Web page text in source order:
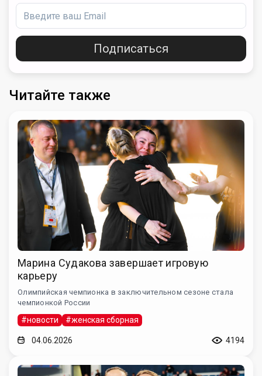
Подписаться
Читайте также
Марина Судакова завершает игровую
карьеру
Олимпийская чемпионка в заключительном сезоне стала
чемпионкой России
#новости #женская сборная
04.06.2026 4194